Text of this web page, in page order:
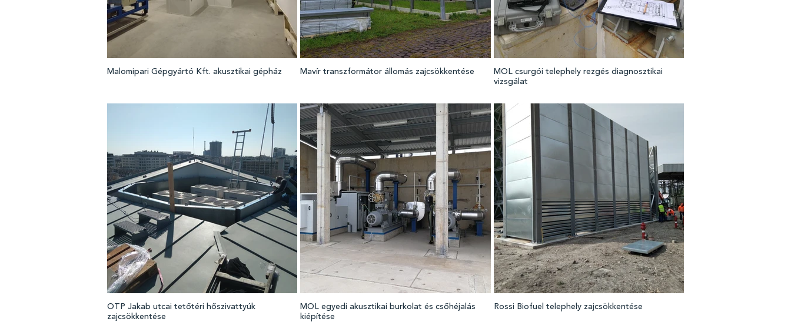
Malomipari Gépgyártó Kft. akusztikai gépház Mavír transzformátor állomás zajcsökkentése
MOL csurgói telephely rezgés diagnosztikai
vizsgálat
OTP Jakab utcai tetőtéri hőszivattyúk
zajcsökkentése
MOL egyedi akusztikai burkolat és csőhéjalás
kiépítése
Rossi Biofuel telephely zajcsökkentése